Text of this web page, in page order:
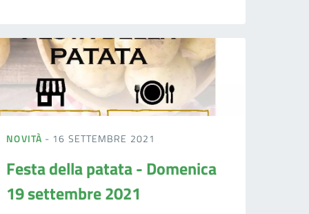
NOVITÀ - 16 SETTEMBRE 2021
Festa della patata - Domenica
19 settembre 2021